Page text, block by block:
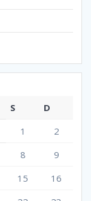
S
D
1
2
8
9
15
16